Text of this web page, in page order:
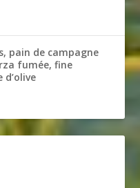
pain de campagne
fumée, fine
d’olive